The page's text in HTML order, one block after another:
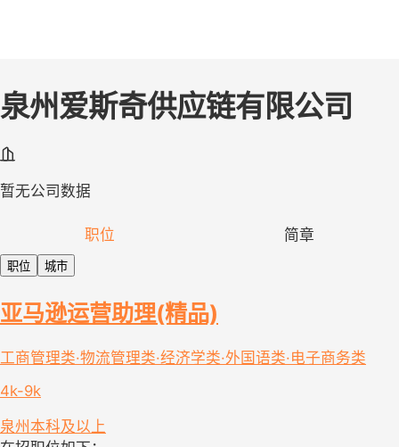
泉州爱斯奇供应链有限公司
暂无公司数据
职位 简章
职位 城市
亚马逊运营助理(精品)
工商管理类·物流管理类·经济学类·外国语类·电子商务类
4k-9k
泉州 本科及以上